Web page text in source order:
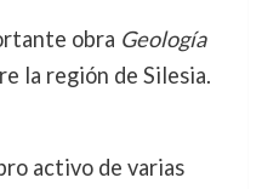
obra Geología
la región de Silesia.
activo de varias